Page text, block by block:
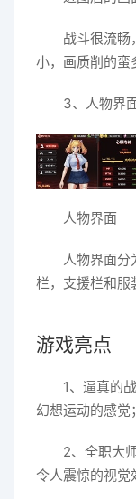
战斗很流畅
小，画质削的蛮
3、人物界
人物界面
人物界面
栏，支援栏和服
游戏亮点
1、逼真的
幻想运动的感觉；
2、全职大
令人震惊的视觉